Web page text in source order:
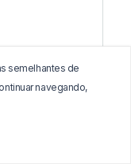
semelhantes de
navegando,